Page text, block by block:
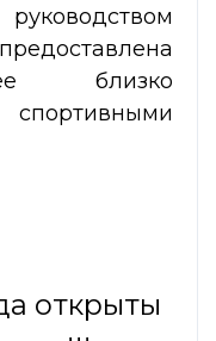
близко
открыты